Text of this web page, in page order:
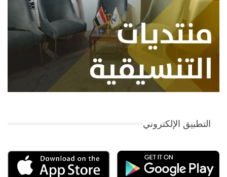
التطبيق الإلكتروني